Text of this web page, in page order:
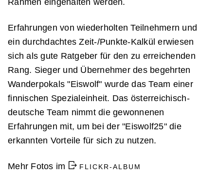
Rahmen eingehalten werden.
Erfahrungen von wiederholten Teilnehmern und
ein durchdachtes Zeit-/Punkte-Kalkül erwiesen
sich als gute Ratgeber für den zu erreichenden
Rang. Sieger und Übernehmer des begehrten
Wanderpokals "Eiswolf" wurde das Team einer
finnischen Spezialeinheit. Das österreichisch-
deutsche Team nimmt die gewonnenen
Erfahrungen mit, um bei der "Eiswolf25" die
erkannten Vorteile für sich zu nutzen.
Mehr Fotos im FLICKR-ALBUM